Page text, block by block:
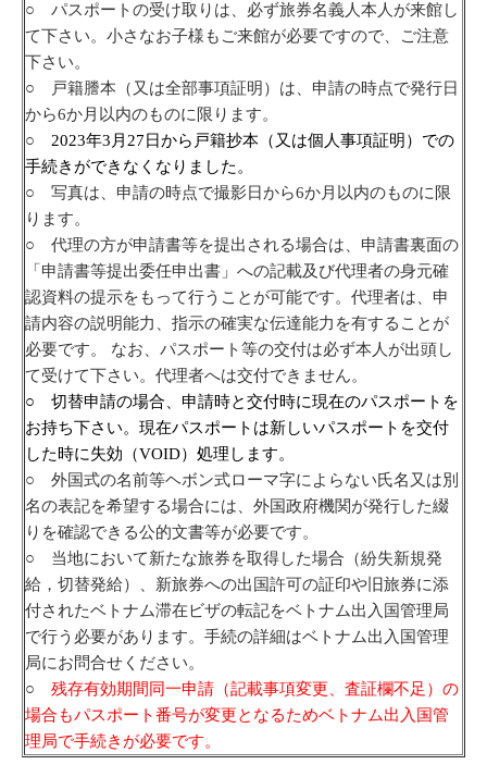
○ パスポートの受け取りは、必ず旅券名義人本人が来館し
て下さい。小さなお子様もご来館が必要ですので、ご注意
下さい。
○ 戸籍謄本（又は全部事項証明）は、申請の時点で発行日
から6か月以内のものに限ります。
○ 2023年3月27日から戸籍抄本（又は個人事項証明）での
手続きができなくなりました。
○ 写真は、申請の時点で撮影日から6か月以内のものに限
ります。
○ 代理の方が申請書等を提出される場合は、申請書裏面の
「申請書等提出委任申出書」への記載及び代理者の身元確
認資料の提示をもって行うことが可能です。代理者は、申
請内容の説明能力、指示の確実な伝達能力を有することが
必要です。 なお、パスポート等の交付は必ず本人が出頭し
て受けて下さい。代理者へは交付できません。
○ 切替申請の場合、申請時と交付時に現在のパスポートを
お持ち下さい。現在パスポートは新しいパスポートを交付
した時に失効（VOID）処理します。
○ 外国式の名前等ヘボン式ローマ字によらない氏名又は別
名の表記を希望する場合には、外国政府機関が発行した綴
りを確認できる公的文書等が必要です。
○ 当地において新たな旅券を取得した場合（紛失新規発
給，切替発給）、新旅券への出国許可の証印や旧旅券に添
付されたベトナム滞在ビザの転記をベトナム出入国管理局
で行う必要があります。手続の詳細はベトナム出入国管理
局にお問合せください。
○ 残存有効期間同一申請（記載事項変更、査証欄不足）の
場合もパスポート番号が変更となるためベトナム出入国管
理局で手続きが必要です。